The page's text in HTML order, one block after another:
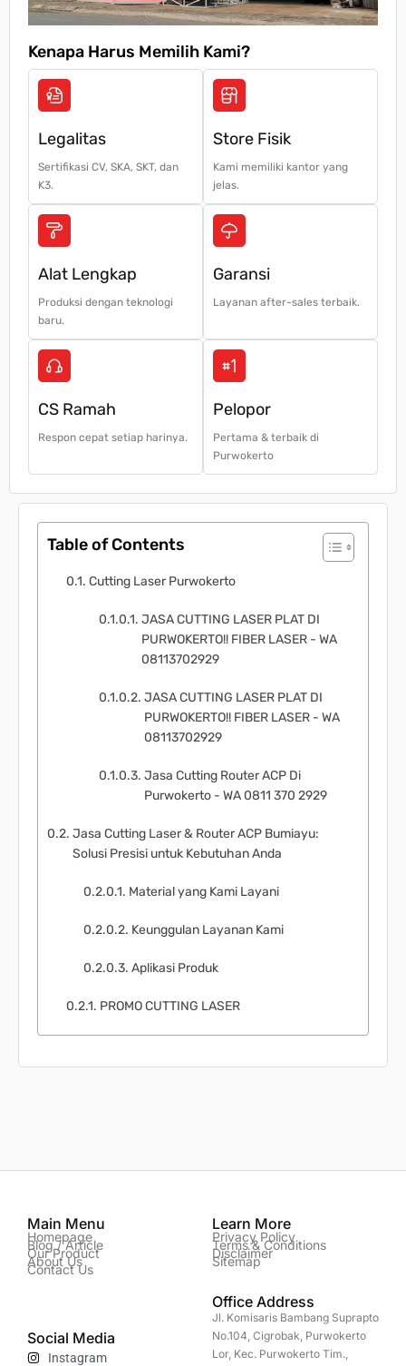
Table of Contents
Cutting Laser Purwokerto
JASA CUTTING LASER PLAT DI
PURWOKERTO!! FIBER LASER - WA
08113702929
JASA CUTTING LASER PLAT DI
PURWOKERTO!! FIBER LASER - WA
08113702929
Jasa Cutting Router ACP Di
Purwokerto - WA 0811 370 2929
Jasa Cutting Laser & Router ACP Bumiayu:
Solusi Presisi untuk Kebutuhan Anda
Material yang Kami Layani
Keunggulan Layanan Kami
Aplikasi Produk
PROMO CUTTING LASER
Kenapa Harus Memilih Kami?
Legalitas
Sertifikasi CV, SKA, SKT, dan
K3.
Store Fisik
Kami memiliki kantor yang
jelas.
Alat Lengkap
Produksi dengan teknologi
baru.
Garansi
Layanan after-sales terbaik.
CS Ramah
Respon cepat setiap harinya.
Pelopor
Pertama & terbaik di
Purwokerto
Main Menu
Homepage
Blog / Article
Our Product
About Us
Contact Us
Learn More
Privacy Policy
Terms & Conditions
Disclaimer
Sitemap
Social Media
Instagram
Office Address
Jl. Komisaris Bambang Suprapto
No.104, Cigrobak, Purwokerto
Lor, Kec. Purwokerto Tim.,